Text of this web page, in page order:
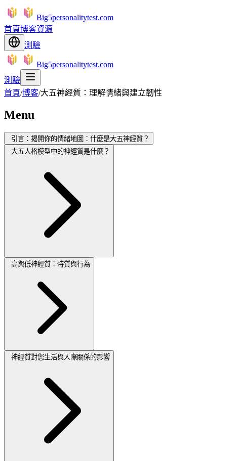
Big5personalitytest.com
首頁博客資源
測驗
Big5personalitytest.com
測驗
首頁/博客/大五神經質：理解情緒與建立韌性
Menu
引言：揭開你的情緒地圖：什麼是大五神經質？
大五人格模型中的神經質是什麼？
高與低神經質：特質與行為
神經質對您生活與人際關係的影響